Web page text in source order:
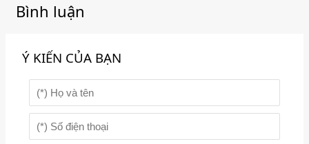
Bình luận
Ý KIẾN CỦA BẠN